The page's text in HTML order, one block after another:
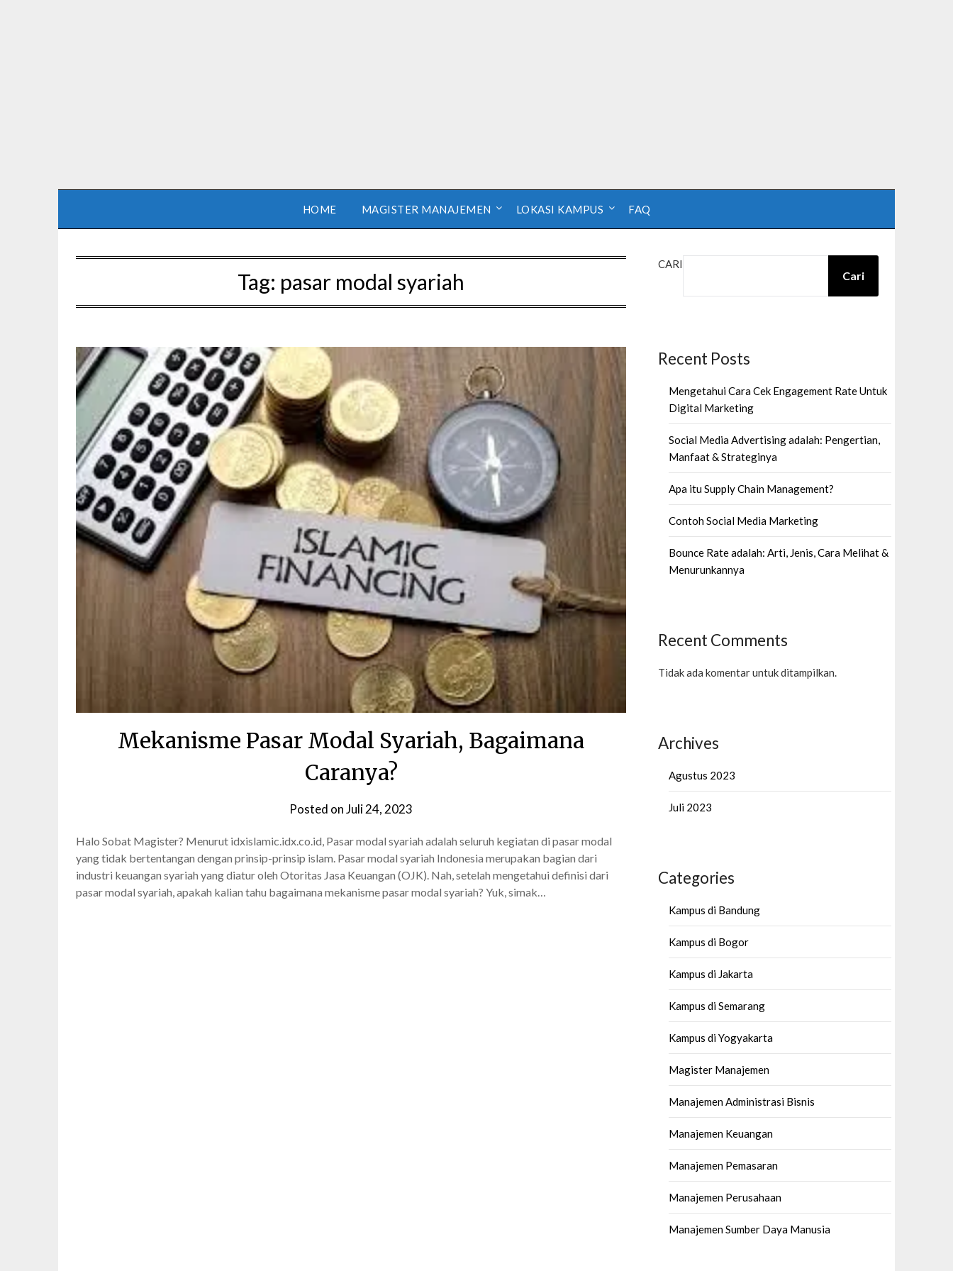
HOME MAGISTER MANAJEMEN LOKASI KAMPUS FAQ
Tag: pasar modal syariah
Mekanisme Pasar Modal Syariah, Bagaimana
Caranya?
Posted onJuli 24, 2023
Gezita
Halo Sobat Magister? Menurut idxislamic.idx.co.id, Pasar modal syariah adalah seluruh kegiatan di pasar modal
yang tidak bertentangan dengan prinsip-prinsip islam. Pasar modal syariah Indonesia merupakan bagian dari
industri keuangan syariah yang diatur oleh Otoritas Jasa Keuangan (OJK). Nah, setelah mengetahui definisi dari
pasar modal syariah, apakah kalian tahu bagaimana mekanisme pasar modal syariah? Yuk, simak…
CARI
Cari
Recent Posts
Mengetahui Cara Cek Engagement Rate Untuk
Digital Marketing
Social Media Advertising adalah: Pengertian,
Manfaat & Strateginya
Apa itu Supply Chain Management?
Contoh Social Media Marketing
Bounce Rate adalah: Arti, Jenis, Cara Melihat &
Menurunkannya
Recent Comments
Tidak ada komentar untuk ditampilkan.
Archives
Agustus 2023
Juli 2023
Categories
Kampus di Bandung
Kampus di Bogor
Kampus di Jakarta
Kampus di Semarang
Kampus di Yogyakarta
Magister Manajemen
Manajemen Administrasi Bisnis
Manajemen Keuangan
Manajemen Pemasaran
Manajemen Perusahaan
Manajemen Sumber Daya Manusia